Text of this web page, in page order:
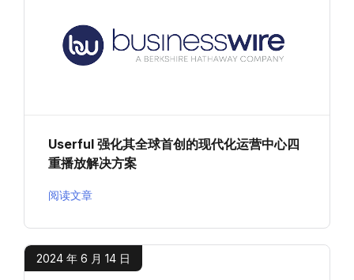
Userful 强化其全球首创的现代化运营中心四
重播放解决方案
阅读文章
2024 年 6 月 14 日